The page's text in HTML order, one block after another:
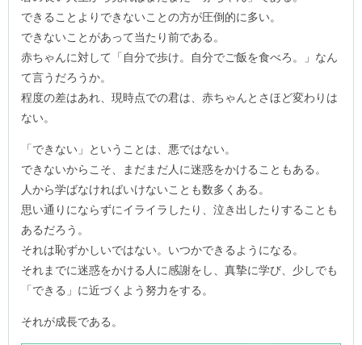
できることよりできないことの方が圧倒的に多い。
できないことがあって当たり前である。
赤ちゃんに対して「自分で歩け。自分でご飯を食べろ。」なん
て言うだろうか。
程度の差はあれ、現時点での君は、赤ちゃんとさほど変わりは
ない。
「できない」ということは、悪ではない。
できないからこそ、まだまだ人に迷惑をかけることもある。
人から学ばなければいけないことも数多くある。
思い通りにならずにイライラしたり、泣き出したりすることも
あるだろう。
それは恥ずかしいではない。いつかできるようになる。
それまでに迷惑をかける人に感謝をし、真摯に学び、少しでも
「できる」に近づくよう努力をする。
それが成長である。